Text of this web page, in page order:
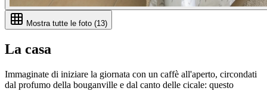
Mostra tutte le foto (13)
La casa
Immaginate di iniziare la giornata con un caffè all'aperto, circondati
dal profumo della bouganville e dal canto delle cicale: questo